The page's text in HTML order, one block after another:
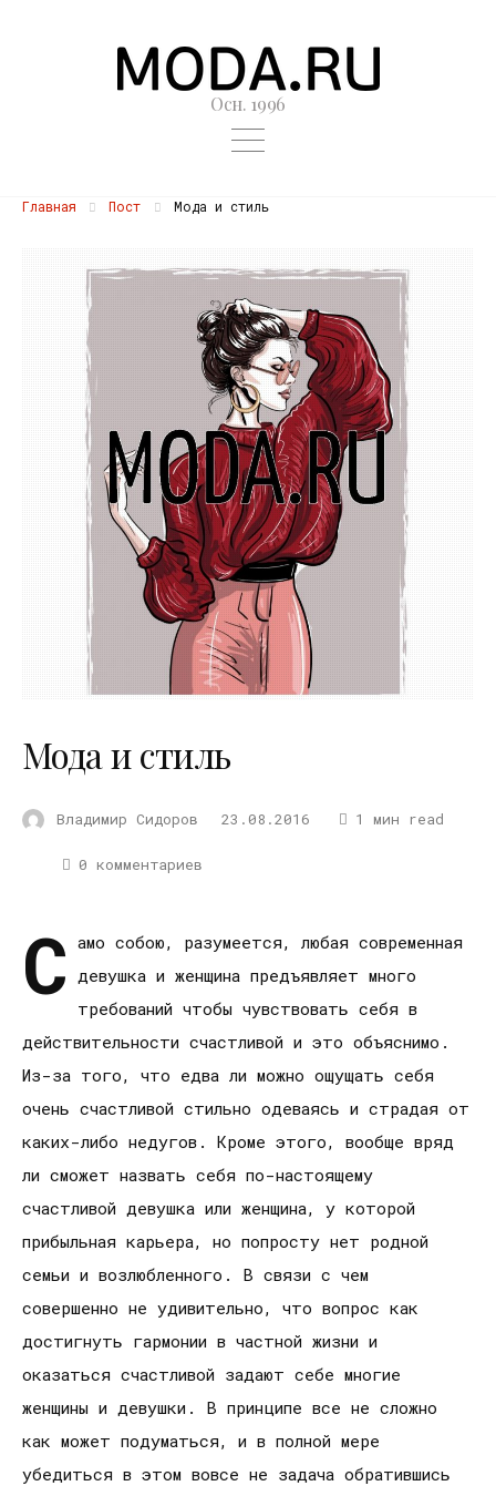
Осн. 1996
Главная Пост Мода и стиль
Мода и стиль
Владимир Сидоров 23.08.2016 1 мин read
0 комментариев
С амо собою, разумеется, любая современная
девушка и женщина предъявляет много
требований чтобы чувствовать себя в
действительности счастливой и это объяснимо.
Из-за того, что едва ли можно ощущать себя
очень счастливой стильно одеваясь и страдая от
каких-либо недугов. Кроме этого, вообще вряд
ли сможет назвать себя по-настоящему
счастливой девушка или женщина, у которой
прибыльная карьера, но попросту нет родной
семьи и возлюбленного. В связи с чем
совершенно не удивительно, что вопрос как
достигнуть гармонии в частной жизни и
оказаться счастливой задают себе многие
женщины и девушки. В принципе все не сложно
как может подуматься, и в полной мере
убедиться в этом вовсе не задача обратившись